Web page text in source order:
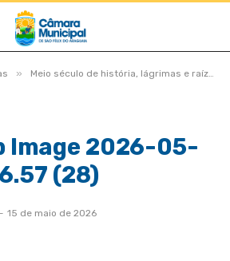
» Meio século de história, lágrimas e raízes, São Félix do Araguaia vive noite inesquecível em homenagem aos pioneiros
Image 2026-05-
(28)
15 de maio de 2026